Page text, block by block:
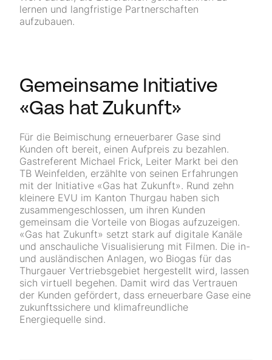
lernen und langfristige Partnerschaften
aufzubauen.
Gemeinsame Initiative
«Gas hat Zukunft»
Für die Beimischung erneuerbarer Gase sind
Kunden oft bereit, einen Aufpreis zu bezahlen.
Gastreferent Michael Frick, Leiter Markt bei den
TB Weinfelden, erzählte von seinen Erfahrungen
mit der Initiative «Gas hat Zukunft». Rund zehn
kleinere EVU im Kanton Thurgau haben sich
zusammengeschlossen, um ihren Kunden
gemeinsam die Vorteile von Biogas aufzuzeigen.
«Gas hat Zukunft» setzt stark auf digitale Kanäle
und anschauliche Visualisierung mit Filmen. Die in-
und ausländischen Anlagen, wo Biogas für das
Thurgauer Vertriebsgebiet hergestellt wird, lassen
sich virtuell begehen. Damit wird das Vertrauen
der Kunden gefördert, dass erneuerbare Gase eine
zukunftssichere und klimafreundliche
Energiequelle sind.